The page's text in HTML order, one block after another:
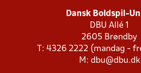
Dansk Boldspil-
DBU Allé 1
2605 Brøndby
T: 4326 2222 (mandag -
M: dbu@dbu.dk